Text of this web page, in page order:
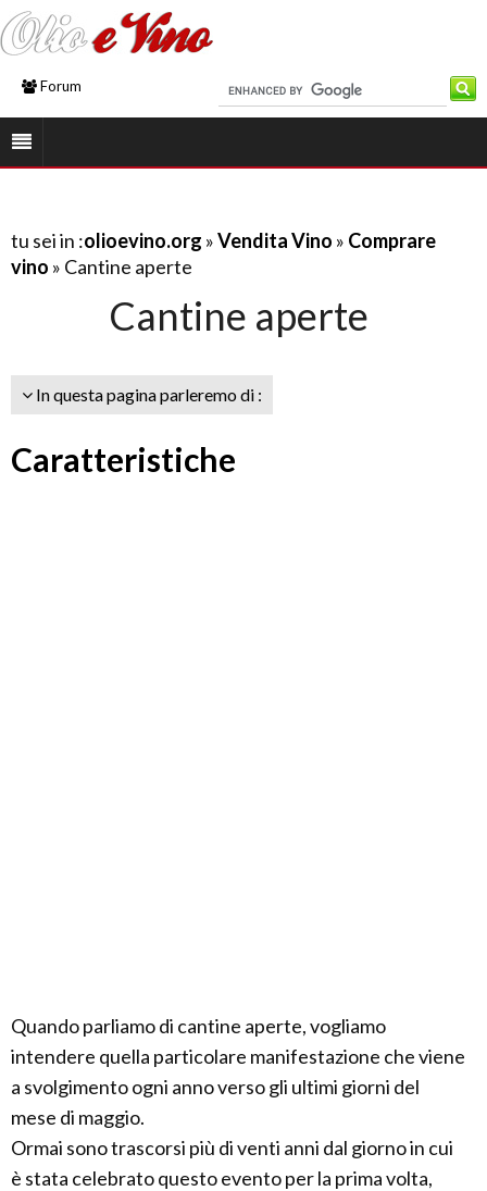
Forum
tu sei in :olioevino.org »Vendita Vino » Comprare
vino » Cantine aperte
Cantine aperte
In questa pagina parleremo di :
Caratteristiche
Quando parliamo di cantine aperte, vogliamo
intendere quella particolare manifestazione che viene
a svolgimento ogni anno verso gli ultimi giorni del
mese di maggio.
Ormai sono trascorsi più di venti anni dal giorno in cui
è stata celebrato questo evento per la prima volta,